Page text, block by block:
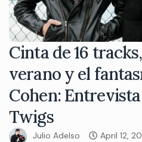
Cinta de 16
verano y el
Cohen:
Twigs
Julio Adelso April 12,